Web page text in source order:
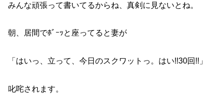
みんな頑張って書いてるからね、真剣に見ないとね。
朝、居間でﾎﾞｰｯと座ってると妻が
「はいっ、立って、今日のスクワットっ。はい!!30回!!」
叱咤されます。